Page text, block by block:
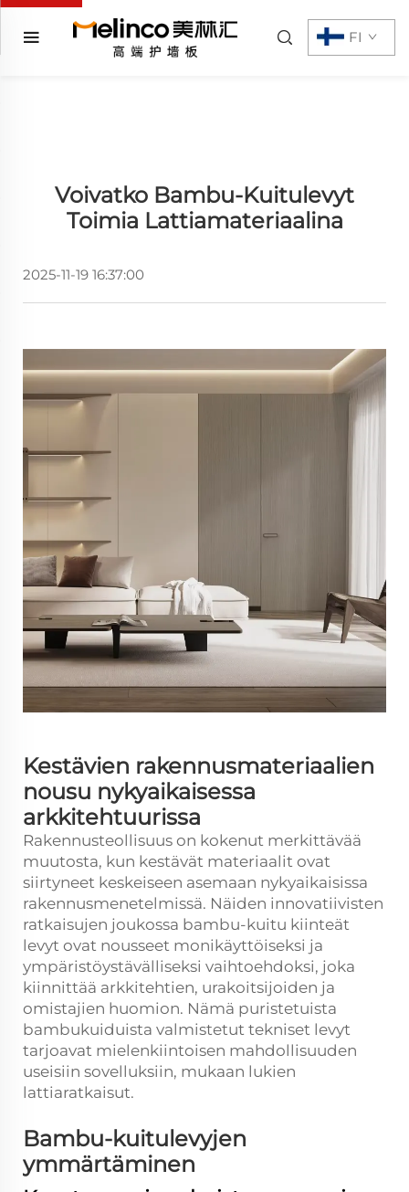
FI
Voivatko Bambu-Kuitulevyt
Toimia Lattiamateriaalina
2025-11-19 16:37:00
Kestävien rakennusmateriaalien
nousu nykyaikaisessa
arkkitehtuurissa
Rakennusteollisuus on kokenut merkittävää
muutosta, kun kestävät materiaalit ovat
siirtyneet keskeiseen asemaan nykyaikaisissa
rakennusmenetelmissä. Näiden innovatiivisten
ratkaisujen joukossa bambu-kuitu kiinteät
levyt ovat nousseet monikäyttöiseksi ja
ympäristöystävälliseksi vaihtoehdoksi, joka
kiinnittää arkkitehtien, urakoitsijoiden ja
omistajien huomion. Nämä puristetuista
bambukuiduista valmistetut tekniset levyt
tarjoavat mielenkiintoisen mahdollisuuden
useisiin sovelluksiin, mukaan lukien
lattiaratkaisut.
Bambu-kuitulevyjen
ymmärtäminen